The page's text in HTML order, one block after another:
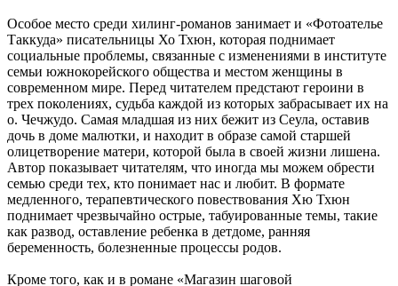
Особое место среди хилинг-романов занимает и «Фотоателье
Таккуда» писательницы Хо Тхюн, которая поднимает
социальные проблемы, связанные с изменениями в институте
семьи южнокорейского общества и местом женщины в
современном мире. Перед читателем предстают героини в
трех поколениях, судьба каждой из которых забрасывает их на
о. Чечжудо. Самая младшая из них бежит из Сеула, оставив
дочь в доме малютки, и находит в образе самой старшей
олицетворение матери, которой была в своей жизни лишена.
Автор показывает читателям, что иногда мы можем обрести
семью среди тех, кто понимает нас и любит. В формате
медленного, терапевтического повествования Хю Тхюн
поднимает чрезвычайно острые, табуированные темы, такие
как развод, оставление ребенка в детдоме, ранняя
беременность, болезненные процессы родов.
Кроме того, как и в романе «Магазин шаговой